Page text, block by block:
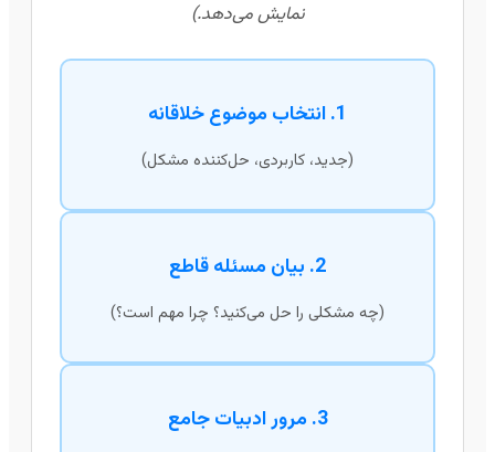
نمایش می‌دهد.)
1. انتخاب موضوع خلاقانه
(جدید، کاربردی، حل‌کننده مشکل)
2. بیان مسئله قاطع
(چه مشکلی را حل می‌کنید؟ چرا مهم است؟)
3. مرور ادبیات جامع